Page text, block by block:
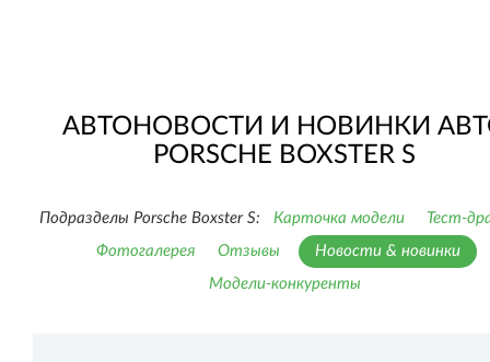
АВТОНОВОСТИ И НОВИНКИ
PORSCHE BOXSTER S
Подразделы Porsche Boxster S: Карточка модели
Тест-
Фотогалерея
Отзывы
Новости & новинки
Модели-конкуренты